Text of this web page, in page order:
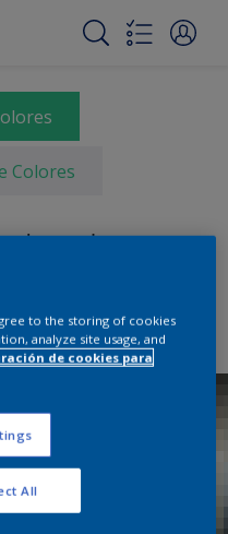
Colores
de colores
to the storing of cookies
analyze site usage, and
de cookies para
All